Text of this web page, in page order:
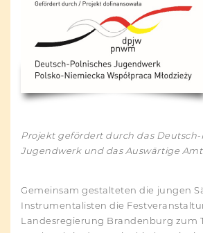
Projekt gefördert durch das Deutsch-
Jugendwerk und das Auswärtige Amt
Gemeinsam gestalteten die jungen
Instrumentalisten die
Landesregierung Brandenburg zum